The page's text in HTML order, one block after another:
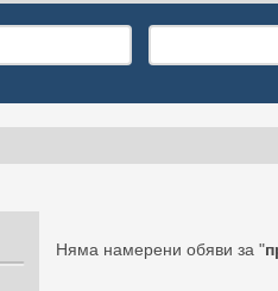
Няма намерени обяви за "